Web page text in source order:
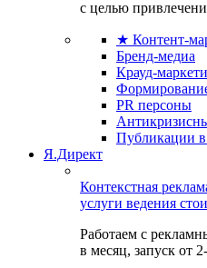
с целью
★ Контент-
Бренд-медиа
Крауд-
PR персоны
Публикации
Я.Директ
Контекстная
услуги ведения
Работаем с
в месяц, запуск от